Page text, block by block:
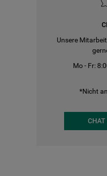
Unsere
Mo - Fr:
*Nicht
CHAT